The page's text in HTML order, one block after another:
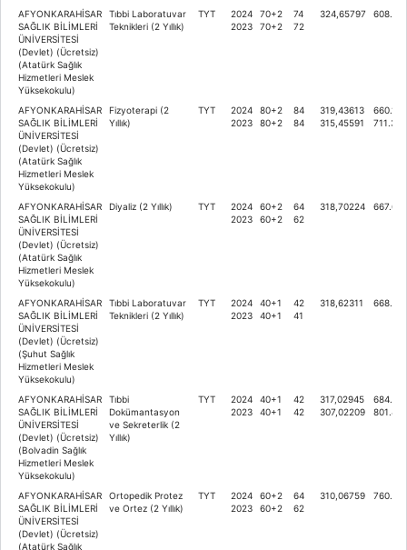
AFYONKARAHİSAR
SAĞLIK BİLİMLERİ
ÜNİVERSİTESİ
(Devlet) (Ücretsiz)
(Atatürk Sağlık
Hizmetleri Meslek
Yüksekokulu)
Tıbbi Laboratuvar
Teknikleri (2 Yıllık)
TYT
2024
2023
70+2
70+2
74
72
324,65797
AFYONKARAHİSAR
SAĞLIK BİLİMLERİ
ÜNİVERSİTESİ
(Devlet) (Ücretsiz)
(Atatürk Sağlık
Hizmetleri Meslek
Yüksekokulu)
Fizyoterapi (2
Yıllık)
TYT
2024
2023
80+2
80+2
84
84
319,43613
315,45591
660.189
711.332
AFYONKARAHİSAR
SAĞLIK BİLİMLERİ
ÜNİVERSİTESİ
(Devlet) (Ücretsiz)
(Atatürk Sağlık
Hizmetleri Meslek
Yüksekokulu)
Diyaliz (2 Yıllık) TYT
2024
2023
60+2
60+2
64
62
318,70224 667.668
AFYONKARAHİSAR
SAĞLIK BİLİMLERİ
ÜNİVERSİTESİ
(Devlet) (Ücretsiz)
(Şuhut Sağlık
Hizmetleri Meslek
Yüksekokulu)
Tıbbi Laboratuvar
Teknikleri (2 Yıllık)
TYT
2024
2023
40+1
40+1
42
41
318,62311 668.461
AFYONKARAHİSAR
SAĞLIK BİLİMLERİ
ÜNİVERSİTESİ
(Devlet) (Ücretsiz)
(Bolvadin Sağlık
Hizmetleri Meslek
Yüksekokulu)
Tıbbi
Dokümantasyon
ve Sekreterlik (2
Yıllık)
TYT
2024
2023
40+1
40+1
42
42
317,02945
307,02209
801.415
AFYONKARAHİSAR
SAĞLIK BİLİMLERİ
ÜNİVERSİTESİ
(Devlet) (Ücretsiz)
(Atatürk Sağlık
Ortopedik Protez
ve Ortez (2 Yıllık)
TYT
2024
2023
60+2
60+2
64
62
310,06759